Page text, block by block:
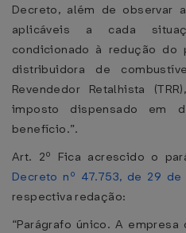
Decreto, além de observar
aplicáveis a cada
condicionado à redução
distribuidora de
Revendedor Retalhista
imposto dispensado em
benefício.”.
Art. 2º Fica acrescido o
Decreto nº 47.753, de 29
respectiva redação:
“Parágrafo único. A